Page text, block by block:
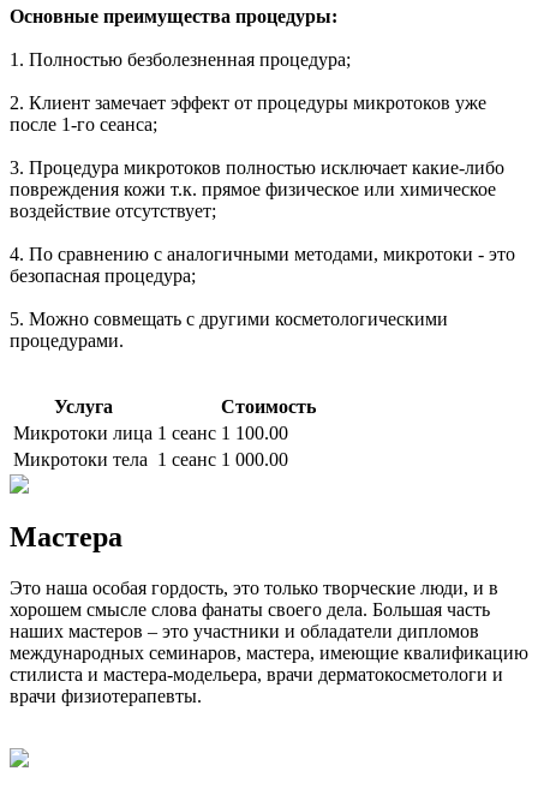
Основные преимущества процедуры:
1. Полностью безболезненная процедура;
2. Клиент замечает эффект от процедуры микротоков уже
после 1-го сеанса;
3. Процедура микротоков полностью исключает какие-либо
повреждения кожи т.к. прямое физическое или химическое
воздействие отсутствует;
4. По сравнению с аналогичными методами, микротоки - это
безопасная процедура;
5. Можно совмещать с другими косметологическими
процедурами.
Услуга
Стоимость
Микротоки лица 1 сеанс 1 100.00
Микротоки тела 1 сеанс 1 000.00
Мастера
Это наша особая гордость, это только творческие люди, и в
хорошем смысле слова фанаты своего дела. Большая часть
наших мастеров – это участники и обладатели дипломов
международных семинаров, мастера, имеющие квалификацию
стилиста и мастера-модельера, врачи дерматокосметологи и
врачи физиотерапевты.